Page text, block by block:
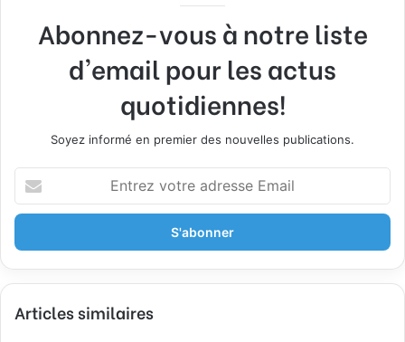
Abonnez-vous à notre liste
d'email pour les actus
quotidiennes!
Soyez informé en premier des nouvelles publications.
t
e
z
o
Articles similaires